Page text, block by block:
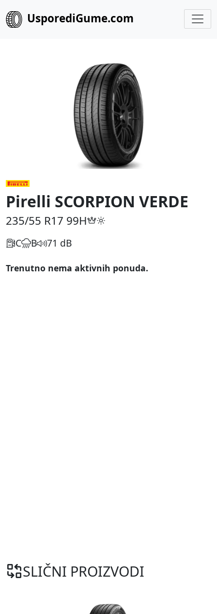
UsporediGume.com
Pirelli SCORPION VERDE
235/55 R17 99H
C B 71 dB
Trenutno nema aktivnih ponuda.
SLIČNI PROIZVODI